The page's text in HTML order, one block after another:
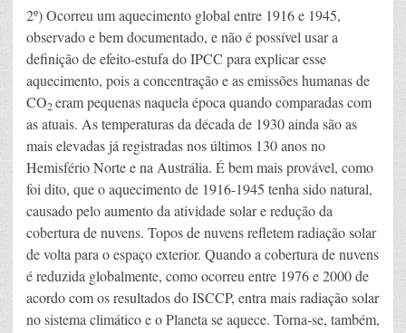
2º) Ocorreu um aquecimento global entre 1916 e 1945,
observado e bem documentado, e não é possível usar a
definição de efeito-estufa do IPCC para explicar esse
aquecimento, pois a concentração e as emissões humanas de
CO2eram pequenas naquela época quando comparadas com
as atuais. As temperaturas da década de 1930 ainda são as
mais elevadas já registradas nos últimos 130 anos no
Hemisfério Norte e na Austrália. É bem mais provável, como
foi dito, que o aquecimento de 1916-1945 tenha sido natural,
causado pelo aumento da atividade solar e redução da
cobertura de nuvens. Topos de nuvens refletem radiação solar
de volta para o espaço exterior. Quando a cobertura de nuvens
é reduzida globalmente, como ocorreu entre 1976 e 2000 de
acordo com os resultados do ISCCP, entra mais radiação solar
no sistema climático e o Planeta se aquece. Torna-se, também,